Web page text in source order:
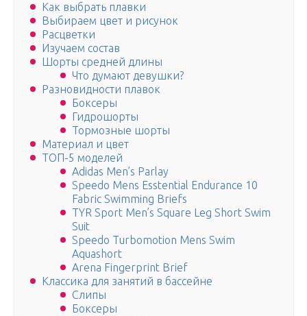
Как выбрать плавки
Выбираем цвет и рисунок
Расцветки
Изучаем состав
Шорты средней длины
Что думают девушки?
Разновидности плавок
Боксеры
Гидрошорты
Тормозные шорты
Материал и цвет
ТОП-5 моделей
Adidas Men’s Parlay
Speedo Mens Esstential Endurance 10
Fabric Swimming Briefs
TYR Sport Men’s Square Leg Short Swim
Suit
Speedo Turbomotion Mens Swim
Aquashort
Arena Fingerprint Brief
Классика для занятий в бассейне
Слипы
Боксеры